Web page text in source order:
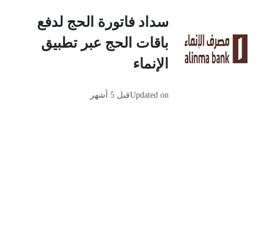
سداد فاتورة الحج لدفع
باقات الحج عبر تطبيق
الإنماء
Updated onقبل 5 أشهر